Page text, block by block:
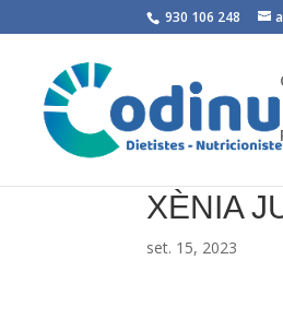
930 106 248
XÈNIA
set. 15, 2023